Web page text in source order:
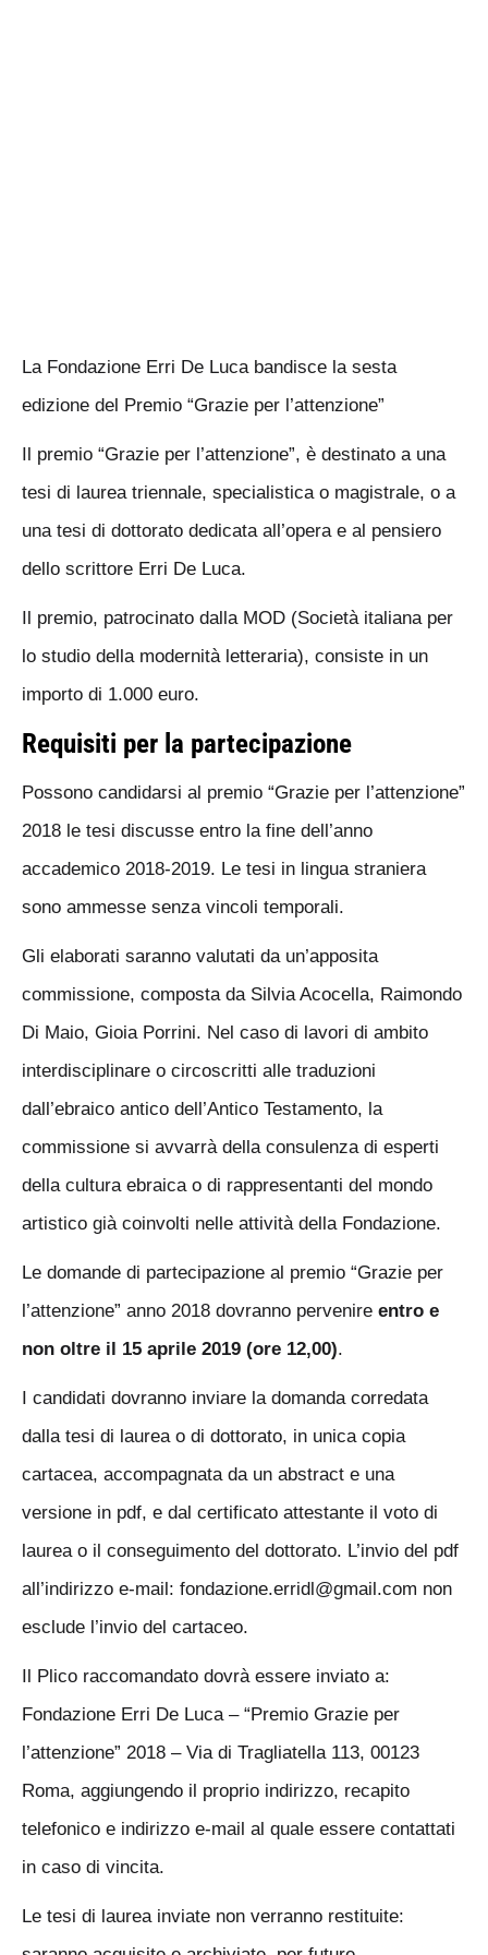
La Fondazione Erri De Luca bandisce la sesta
edizione del Premio “Grazie per l’attenzione”
Il premio “Grazie per l’attenzione”, è destinato a una
tesi di laurea triennale, specialistica o magistrale, o a
una tesi di dottorato dedicata all’opera e al pensiero
dello scrittore Erri De Luca.
Il premio, patrocinato dalla MOD (Società italiana per
lo studio della modernità letteraria), consiste in un
importo di 1.000 euro.
Requisiti per la partecipazione
Possono candidarsi al premio “Grazie per l’attenzione”
2018 le tesi discusse entro la fine dell’anno
accademico 2018-2019. Le tesi in lingua straniera
sono ammesse senza vincoli temporali.
Gli elaborati saranno valutati da un’apposita
commissione, composta da Silvia Acocella, Raimondo
Di Maio, Gioia Porrini. Nel caso di lavori di ambito
interdisciplinare o circoscritti alle traduzioni
dall’ebraico antico dell’Antico Testamento, la
commissione si avvarrà della consulenza di esperti
della cultura ebraica o di rappresentanti del mondo
artistico già coinvolti nelle attività della Fondazione.
Le domande di partecipazione al premio “Grazie per
l’attenzione” anno 2018 dovranno pervenire entro e
non oltre il 15 aprile 2019 (ore 12,00).
I candidati dovranno inviare la domanda corredata
dalla tesi di laurea o di dottorato, in unica copia
cartacea, accompagnata da un abstract e una
versione in pdf, e dal certificato attestante il voto di
laurea o il conseguimento del dottorato. L’invio del pdf
all’indirizzo e-mail: fondazione.erridl@gmail.com non
esclude l’invio del cartaceo.
Il Plico raccomandato dovrà essere inviato a:
Fondazione Erri De Luca – “Premio Grazie per
l’attenzione” 2018 – Via di Tragliatella 113, 00123
Roma, aggiungendo il proprio indirizzo, recapito
telefonico e indirizzo e-mail al quale essere contattati
in caso di vincita.
Le tesi di laurea inviate non verranno restituite: